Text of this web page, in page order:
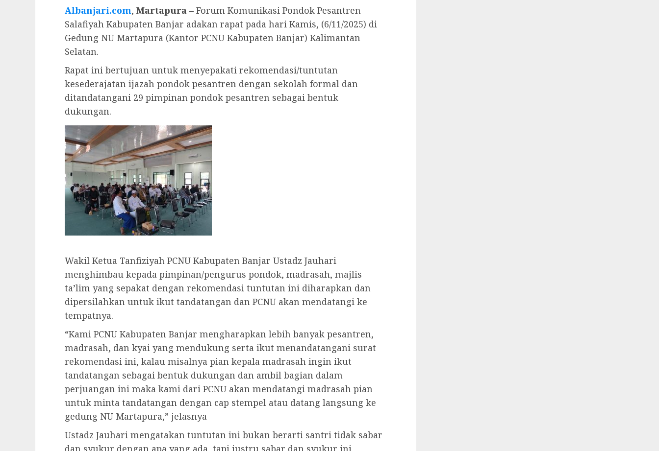
Albanjari.com, Martapura – Forum Komunikasi Pondok Pesantren
Salafiyah Kabupaten Banjar adakan rapat pada hari Kamis, (6/11/2025) di
Gedung NU Martapura (Kantor PCNU Kabupaten Banjar) Kalimantan
Selatan.
Rapat ini bertujuan untuk menyepakati rekomendasi/tuntutan
kesederajatan ijazah pondok pesantren dengan sekolah formal dan
ditandatangani 29 pimpinan pondok pesantren sebagai bentuk
dukungan.
Wakil Ketua Tanfiziyah PCNU Kabupaten Banjar Ustadz Jauhari
menghimbau kepada pimpinan/pengurus pondok, madrasah, majlis
ta’lim yang sepakat dengan rekomendasi tuntutan ini diharapkan dan
dipersilahkan untuk ikut tandatangan dan PCNU akan mendatangi ke
tempatnya.
“Kami PCNU Kabupaten Banjar mengharapkan lebih banyak pesantren,
madrasah, dan kyai yang mendukung serta ikut menandatangani surat
rekomendasi ini, kalau misalnya pian kepala madrasah ingin ikut
tandatangan sebagai bentuk dukungan dan ambil bagian dalam
perjuangan ini maka kami dari PCNU akan mendatangi madrasah pian
untuk minta tandatangan dengan cap stempel atau datang langsung ke
gedung NU Martapura,” jelasnya
Ustadz Jauhari mengatakan tuntutan ini bukan berarti santri tidak sabar